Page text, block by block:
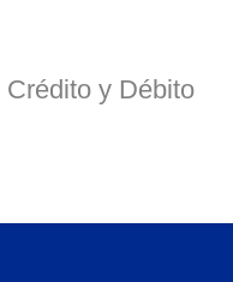
Crédito y Débito